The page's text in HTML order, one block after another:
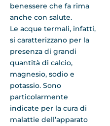
benessere che fa rima
anche con salute.
Le acque termali, infatti,
si caratterizzano per la
presenza di grandi
quantità di calcio,
magnesio, sodio e
potassio. Sono
particolarmente
indicate per la cura di
malattie dell’apparato